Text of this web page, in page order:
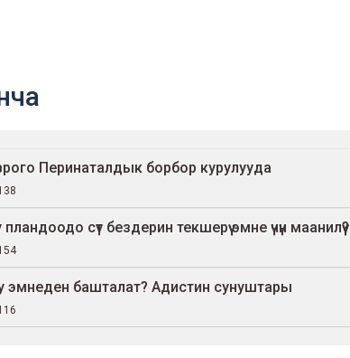
Перинаталдык борбор курулууда
сүт бездерин текшерүү эмне үчүн маанилүү?
эмнеден башталат? Адистин сунуштары